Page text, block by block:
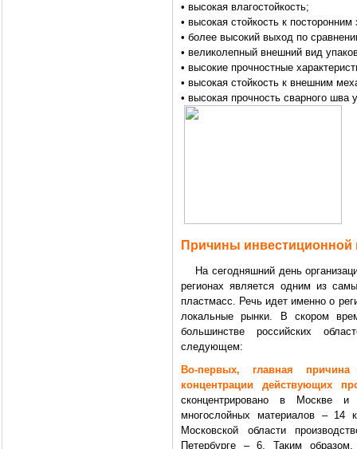
• высокая влагостойкость;
• высокая стойкость к посторонним
• более высокий выход по
• великолепный внешний вид
• высокие прочностные
• высокая стойкость к внешним
• высокая прочность сварного шва
Причины инвестиционной
На сегодняшний день
регионах является одним из
пластмасс. Речь идет именно о
локальные рынки. В скором
большинстве российских
следующем:
Во-первых, главная причина
концентрации действующих
сконцентрировано в Москве и
многослойных материалов – 14
Московской области
Петербурге – 6. Таким